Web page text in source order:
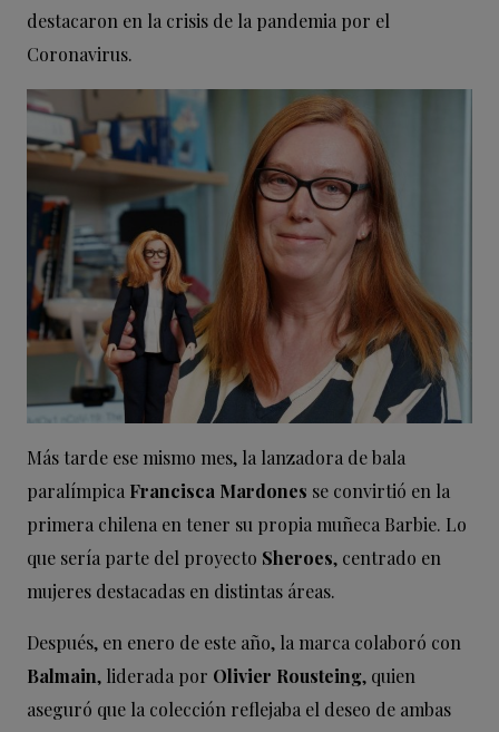
destacaron en la crisis de la pandemia por el
Coronavirus.
Más tarde ese mismo mes, la lanzadora de bala
paralímpica Francisca Mardones se convirtió en la
primera chilena en tener su propia muñeca Barbie. Lo
que sería parte del proyecto Sheroes, centrado en
mujeres destacadas en distintas áreas.
Después, en enero de este año, la marca colaboró con
Balmain, liderada por Olivier Rousteing, quien
aseguró que la colección reflejaba el deseo de ambas